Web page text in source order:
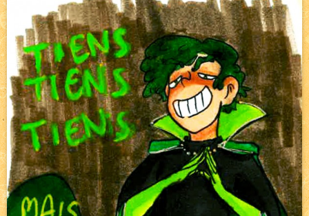
Pique-nique d'été NEW
Avatar, le dessin d'un autre maître NEW
Beyond the cliff (suite) NEW
On retape les miniatures de l'accueil NEW
Le Jeu du Trône II – Après l'explosion NEW
Le Jeu du Trône – Généalogie NEW